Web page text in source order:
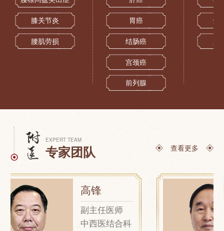
膝关节炎
腰肌劳损
胃癌
结肠癌
宫颈癌
前列腺
烧
EXPERT TEAM
专家团队 查看更多
高锋
副主任医师
中西医结合科